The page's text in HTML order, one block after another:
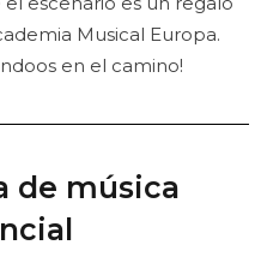
Musical Europa.
en el camino!
de música